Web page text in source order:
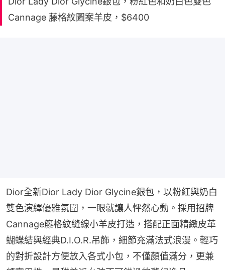
Cannage 藤格紋圖案羊皮，$6400
Dior全新Dior Lady Dior Glycine銀包，以粉紅與奶白
雙色演繹優雅氛圍，一眼就讓人怦然心動。採用招牌
Cannage籐格紋縫線小羊皮打造，搭配正面精緻皮革
蝴蝶結與經典D.I.O.R.吊飾，細節充滿法式浪漫。輕巧
的對折設計方便放入各式小包，不僅顏值滿分，更兼